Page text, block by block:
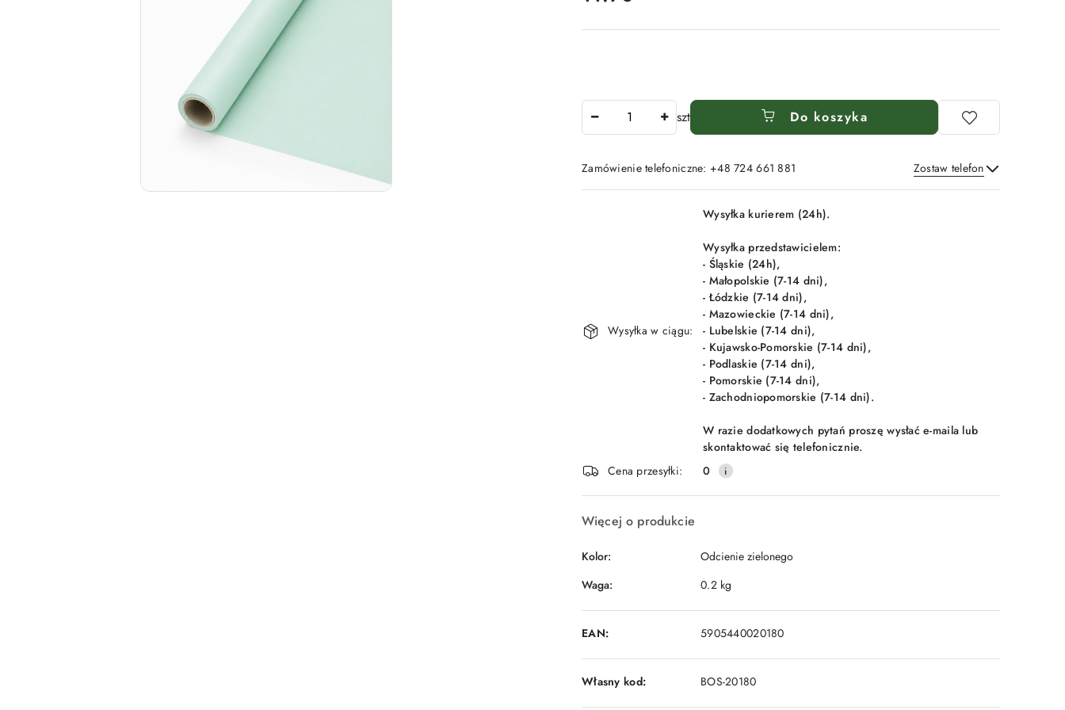
szt Do koszyka
Zamówienie telefoniczne: +48 724 661 881 Zostaw telefon
Wyślij
Wysyłka w ciągu:
Wysyłka kurierem (24h).
Wysyłka przedstawicielem:
- Śląskie (24h),
- Małopolskie (7-14 dni),
- Łódzkie (7-14 dni),
- Mazowieckie (7-14 dni),
- Lubelskie (7-14 dni),
- Kujawsko-Pomorskie (7-14 dni),
- Podlaskie (7-14 dni),
- Pomorskie (7-14 dni),
- Zachodniopomorskie (7-14 dni).
W razie dodatkowych pytań proszę wysłać e-maila lub
skontaktować się telefonicznie.
Cena przesyłki:
0
Więcej o produkcie
Kolor:
Odcienie zielonego
Waga:
0.2 kg
EAN: 5905440020180
Własny kod: BOS-20180